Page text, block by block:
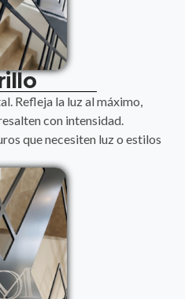
Refleja la luz al máximo,
con intensidad.
que necesiten luz o estilos